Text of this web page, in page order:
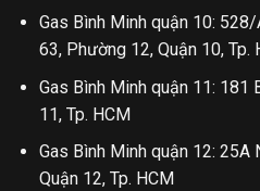
Gas Bình Minh quận 10:
63, Phường 12, Quận 10, Tp.
Gas Bình Minh quận 11: 181
11, Tp. HCM
Gas Bình Minh quận 12: 25A
Quận 12, Tp. HCM